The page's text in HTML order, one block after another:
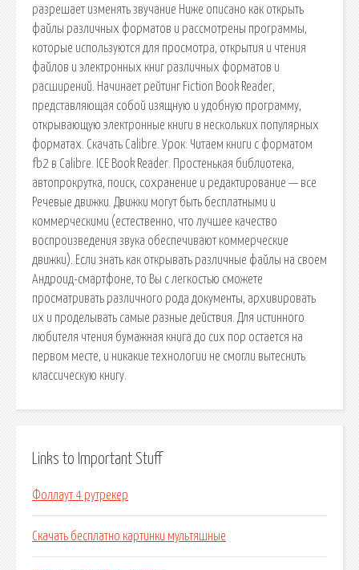
разрешает изменять звучание Ниже описано как открыть
файлы различных форматов и рассмотрены программы,
которые используются для просмотра, открытия и чтения
файлов и электронных книг различных форматов и
расширений. Начинает рейтинг Fiction Book Reader,
представляющая собой изящную и удобную программу,
открывающую электронные книги в нескольких популярных
форматах. Скачать Calibre. Урок: Читаем книги с форматом
fb2 в Calibre. ICE Book Reader. Простенькая библиотека,
автопрокрутка, поиск, сохранение и редактирование — все
Речевые движки. Движки могут быть бесплатными и
коммерческими (естественно, что лучшее качество
воспроизведения звука обеспечивают коммерческие
движки). Если знать как открывать различные файлы на своем
Андроид-смартфоне, то Вы с легкостью сможете
просматривать различного рода документы, архивировать
их и проделывать самые разные действия. Для истинного
любителя чтения бумажная книга до сих пор остается на
первом месте, и никакие технологии не смогли вытеснить
классическую книгу.
Links to Important Stuff
Фоллаут 4 рутрекер
Скачать бесплатно картинки мультяшные